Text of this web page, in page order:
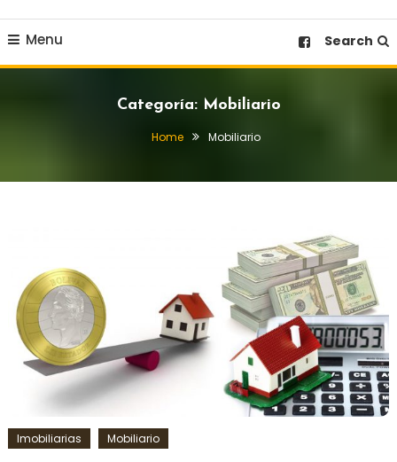
Menu Search
Categoría: Mobiliario
Home Mobiliario
Imobiliarias Mobiliario